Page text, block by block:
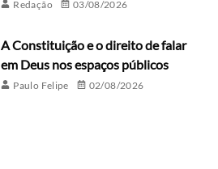
Redação 03/08/2026
A Constituição e o direito de falar
em Deus nos espaços públicos
Paulo Felipe 02/08/2026